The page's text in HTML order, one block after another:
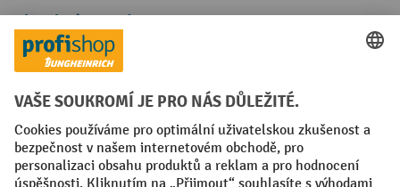
Platební metody
Faktura
Sociální sítě
Facebook
YouTube
LinkedIn